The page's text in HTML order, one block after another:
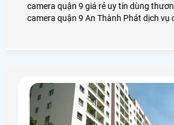
camera quận 9 giá rẻ uy tín dùng
camera quận 9 An Thành Phát dịch vụ